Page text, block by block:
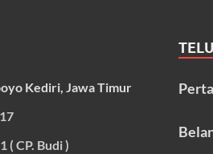
Kediri, Jawa Timur
( CP. Budi )